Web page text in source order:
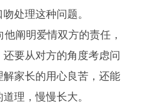
处理这种问题。
阐明爱情双方的责任，
要从对方的角度考虑问
家长的用心良苦，还能
理，慢慢长大。